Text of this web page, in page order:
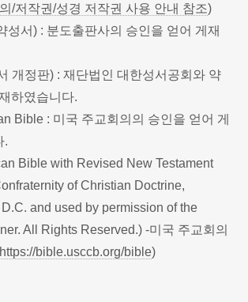
/저작권/성경 저작권 사용 안내 참조)
성서) : 분도출판사의 승인을 얻어 게재
개정판) : 재단법인 대한성서공회와 약
하였습니다.
Bible : 미국 주교회의의 승인을 얻어 게
.
Bible with Revised New Testament
of Christian Doctrine,
and used by permission of the
All Rights Reserved.) -미국 주교회의
https://bible.usccb.org/bible)